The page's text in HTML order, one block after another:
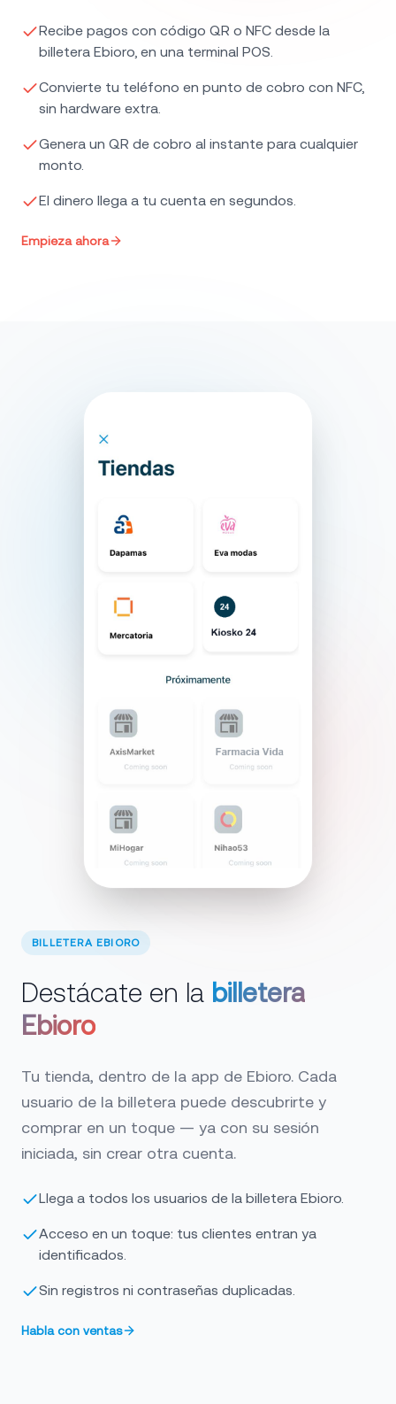
Recibe pagos con código QR o NFC desde la
billetera Ebioro, en una terminal POS.
Convierte tu teléfono en punto de cobro con NFC,
sin hardware extra.
Genera un QR de cobro al instante para cualquier
monto.
El dinero llega a tu cuenta en segundos.
Empieza ahora
BILLETERA EBIORO
Destácate en la billetera
Ebioro
Tu tienda, dentro de la app de Ebioro. Cada
usuario de la billetera puede descubrirte y
comprar en un toque — ya con su sesión
iniciada, sin crear otra cuenta.
Llega a todos los usuarios de la billetera Ebioro.
Acceso en un toque: tus clientes entran ya
identificados.
Sin registros ni contraseñas duplicadas.
Habla con ventas